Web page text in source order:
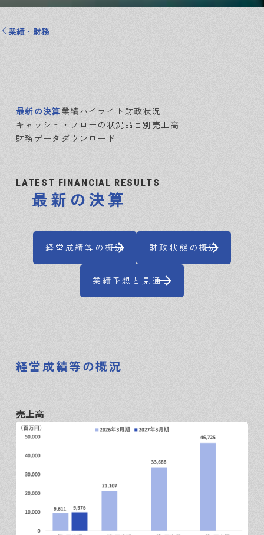
業績・財務
最新の決算 業績ハイライト 財政状況
キャッシュ・フローの状況品目別売上高
財務データダウンロード
LATEST FINANCIAL RESULTS
最新の決算
経営成績等の概況 財政状態の概況
業績予想と見通し
経営成績等の概況
売上高